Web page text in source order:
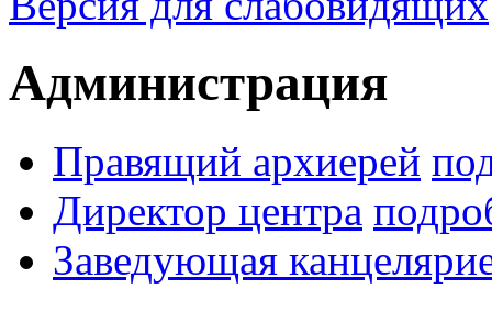
Администрация
Правящий архиерей
Директор центра
Заведующая